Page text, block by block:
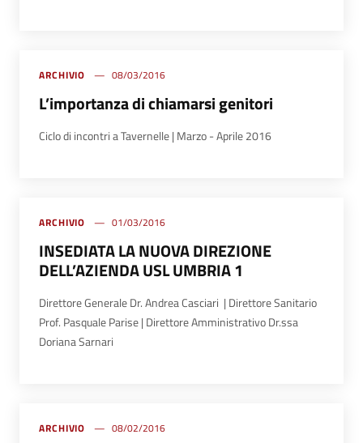
ARCHIVIO 08/03/2016
L’importanza di chiamarsi genitori
Ciclo di incontri a Tavernelle | Marzo - Aprile 2016
ARCHIVIO 01/03/2016
INSEDIATA LA NUOVA DIREZIONE
DELL’AZIENDA USL UMBRIA 1
Direttore Generale Dr. Andrea Casciari | Direttore Sanitario
Prof. Pasquale Parise | Direttore Amministrativo Dr.ssa
Doriana Sarnari
ARCHIVIO 08/02/2016